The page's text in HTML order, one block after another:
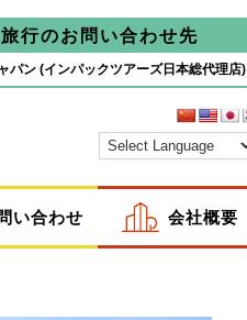
行のお問い合わせ先
パン (インパックツアーズ日本総代理店)
い合わせ 会社概要